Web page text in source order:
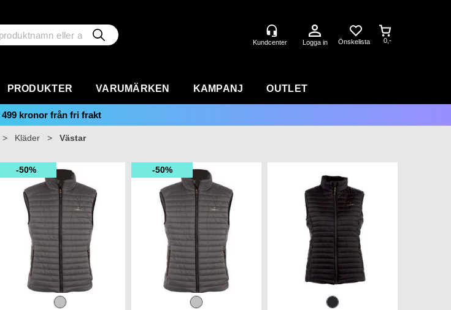
Logga in 0,-
PRODUKTER VARUMÄRKEN KAMPANJ OUTLET
499 kronor från fri frakt
> Kläder > Västar
50% 50%